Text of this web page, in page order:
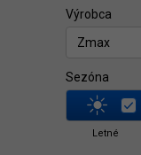
Výrobca
Zmax
Sezóna
Letné